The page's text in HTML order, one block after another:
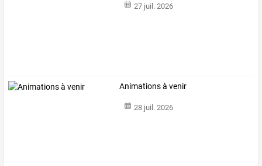
27 juil. 2026
Animations à venir
28 juil. 2026